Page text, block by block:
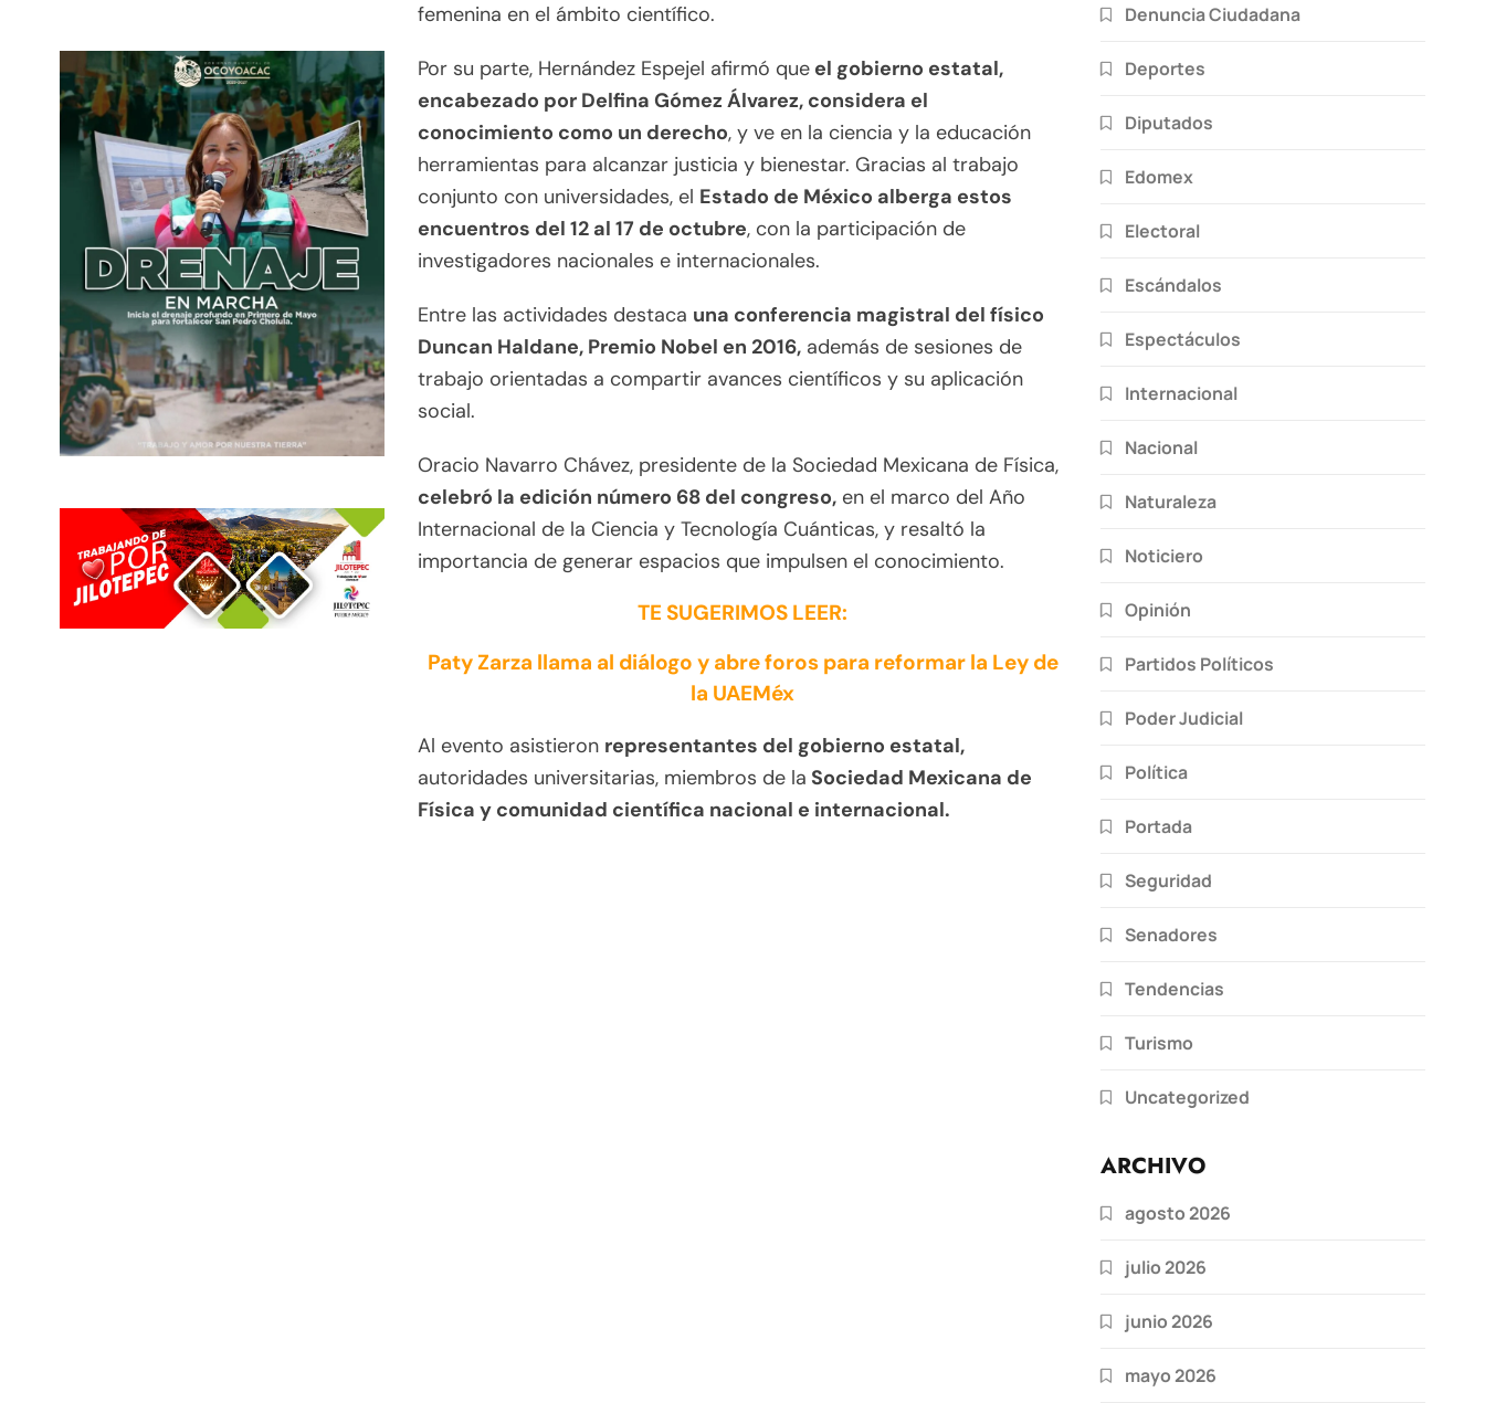
femenina en el ámbito científico.
Por su parte, Hernández Espejel afirmó que el gobierno estatal,
encabezado por Delfina Gómez Álvarez, considera el
conocimiento como un derecho, y ve en la ciencia y la educación
herramientas para alcanzar justicia y bienestar. Gracias al trabajo
conjunto con universidades, el Estado de México alberga estos
encuentros del 12 al 17 de octubre, con la participación de
investigadores nacionales e internacionales.
Entre las actividades destaca una conferencia magistral del físico
Duncan Haldane, Premio Nobel en 2016, además de sesiones de
trabajo orientadas a compartir avances científicos y su aplicación
social.
Oracio Navarro Chávez, presidente de la Sociedad Mexicana de Física,
celebró la edición número 68 del congreso, en el marco del Año
Internacional de la Ciencia y Tecnología Cuánticas, y resaltó la
importancia de generar espacios que impulsen el conocimiento.
TE SUGERIMOS LEER:
Paty Zarza llama al diálogo y abre foros para reformar la Ley de
la UAEMéx
Al evento asistieron representantes del gobierno estatal,
autoridades universitarias, miembros de la Sociedad Mexicana de
Física y comunidad científica nacional e internacional.
Denuncia Ciudadana
Deportes
Diputados
Edomex
Electoral
Escándalos
Espectáculos
Internacional
Nacional
Naturaleza
Noticiero
Opinión
Partidos Políticos
Poder Judicial
Política
Portada
Seguridad
Senadores
Tendencias
Turismo
Uncategorized
ARCHIVO
agosto 2026
julio 2026
junio 2026
mayo 2026